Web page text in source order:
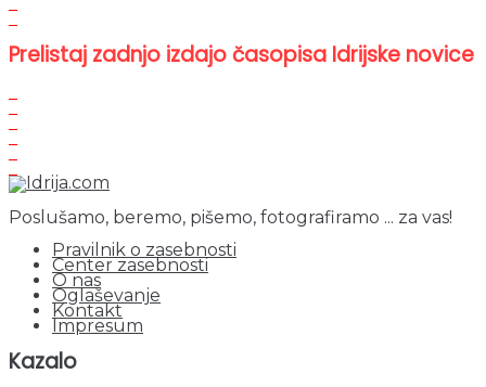
Prelistaj zadnjo izdajo časopisa Idrijske novice
Poslušamo, beremo, pišemo, fotografiramo ... za vas!
Pravilnik o zasebnosti
Center zasebnosti
O nas
Oglaševanje
Kontakt
Impresum
Kazalo